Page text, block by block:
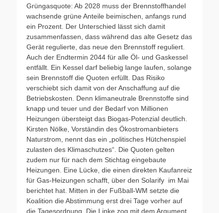
Grüngasquote: Ab 2028 muss der Brennstoffhandel
wachsende grüne Anteile beimischen, anfangs rund
ein Prozent. Der Unterschied lässt sich damit
zusammenfassen, dass während das alte Gesetz das
Gerät regulierte, das neue den Brennstoff reguliert.
Auch der Endtermin 2044 für alle Öl- und Gaskessel
entfällt. Ein Kessel darf beliebig lange laufen, solange
sein Brennstoff die Quoten erfüllt. Das Risiko
verschiebt sich damit von der Anschaffung auf die
Betriebskosten. Denn klimaneutrale Brennstoffe sind
knapp und teuer und der Bedarf von Millionen
Heizungen übersteigt das Biogas-Potenzial deutlich.
Kirsten Nölke, Vorständin des Ökostromanbieters
Naturstrom, nennt das ein „politisches Hütchenspiel
zulasten des Klimaschutzes“. Die Quoten gelten
zudem nur für nach dem Stichtag eingebaute
Heizungen. Eine Lücke, die einen direkten Kaufanreiz
für Gas-Heizungen schafft, über den Solarify im Mai
berichtet hat. Mitten in der Fußball-WM setzte die
Koalition die Abstimmung erst drei Tage vorher auf
die Tagesordnung. Die Linke zog mit dem Argument,